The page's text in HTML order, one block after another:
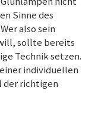
Sinne des
also sein
sollte bereits
Technik setzen.
individuellen
der richtigen